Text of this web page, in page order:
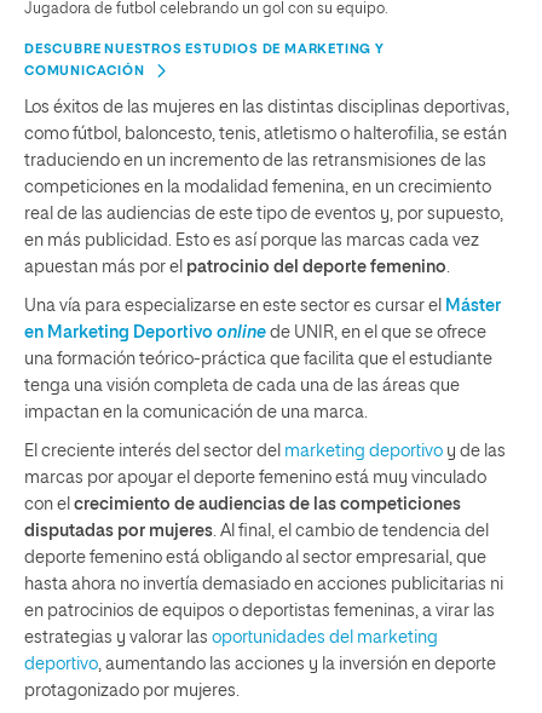
Jugadora de futbol celebrando un gol con su equipo.
DESCUBRE NUESTROS ESTUDIOS DE MARKETING Y
COMUNICACIÓN
Los éxitos de las mujeres en las distintas disciplinas deportivas,
como fútbol, baloncesto, tenis, atletismo o halterofilia, se están
traduciendo en un incremento de las retransmisiones de las
competiciones en la modalidad femenina, en un crecimiento
real de las audiencias de este tipo de eventos y, por supuesto,
en más publicidad. Esto es así porque las marcas cada vez
apuestan más por el patrocinio del deporte femenino
Una vía para especializarse en este sector es cursar el Máster
en Marketing Deportivo online de UNIR, en el que se ofrece
una formación teórico-práctica que facilita que el estudiante
tenga una visión completa de cada una de las áreas que
impactan en la comunicación de una marca.
El creciente interés del sector del marketing deportivo y de las
marcas por apoyar el deporte femenino está muy vinculado
con el crecimiento de audiencias de las competiciones
disputadas por mujeres . Al final, el cambio de tendencia del
deporte femenino está obligando al sector empresarial, que
hasta ahora no invertía demasiado en acciones publicitarias ni
en patrocinios de equipos o deportistas femeninas, a virar las
estrategias y valorar las oportunidades del marketing
deportivo , aumentando las acciones y la inversión en deporte
protagonizado por mujeres.